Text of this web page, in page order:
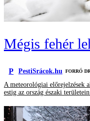
Mégis fehér
P PestiSrácok.hu FORRÓ
A meteorológiai előrejelzések
estig az ország északi